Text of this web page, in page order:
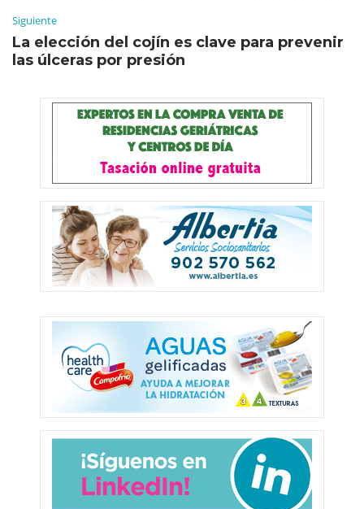
Siguiente
La elección del cojín es clave para prevenir
las úlceras por presión